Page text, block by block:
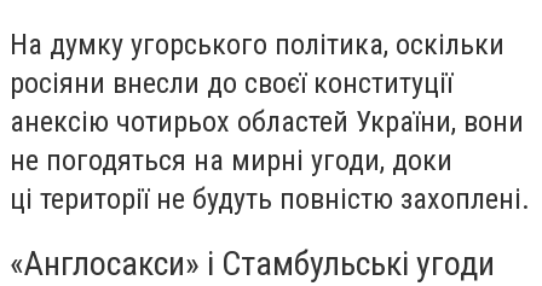
На думку угорського політика, оскільки
росіяни внесли до своєї конституції
анексію чотирьох областей України, вони
не погодяться на мирні угоди, доки
ці території не будуть повністю захоплені.
«Англосакси» і Стамбульські угоди